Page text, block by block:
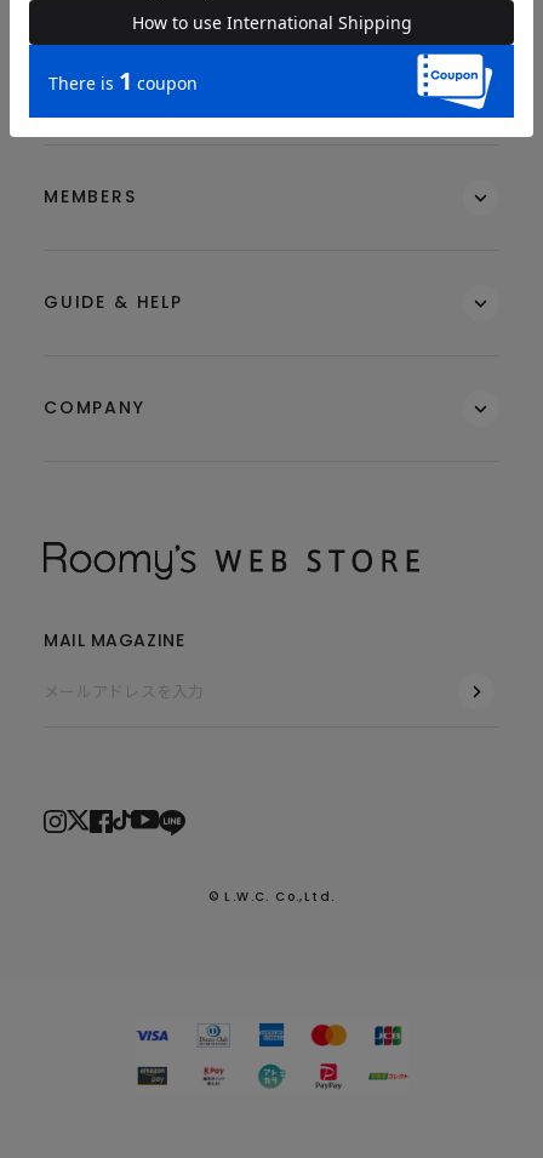
SEARCH ITEMS
MEMBERS
GUIDE & HELP
COMPANY
MAIL MAGAZINE
© L.W.C. Co.,Ltd.